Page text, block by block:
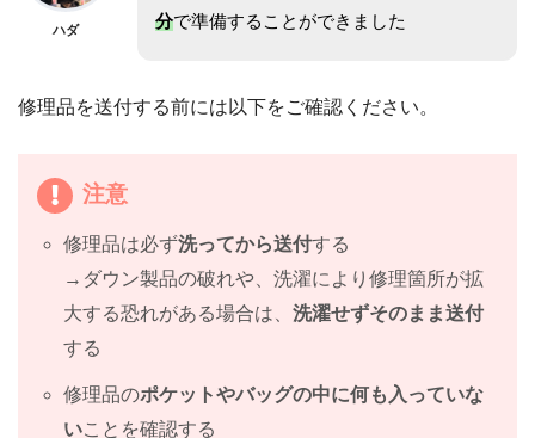
ハダ
分で準備することができました
修理品を送付する前には以下をご確認ください。
注意
修理品は必ず洗ってから送付する
→ダウン製品の破れや、洗濯により修理箇所が拡
大する恐れがある場合は、洗濯せずそのまま送付
する
修理品のポケットやバッグの中に何も入っていな
いことを確認する